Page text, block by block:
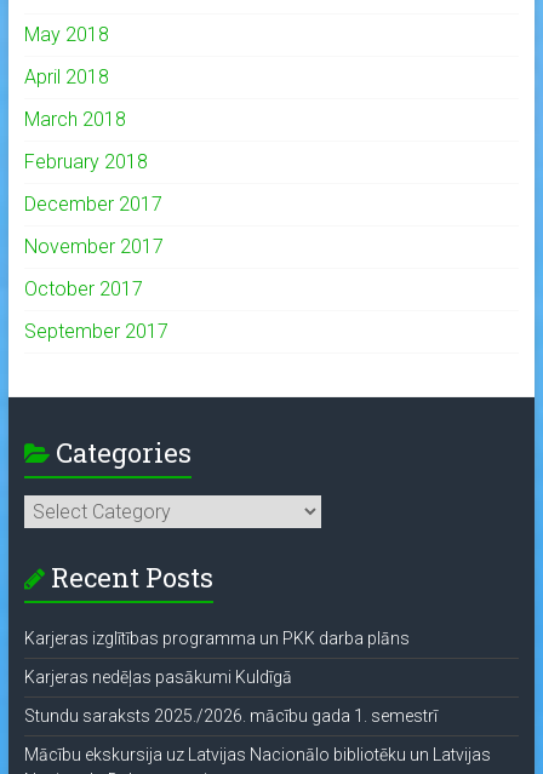
May 2018
April 2018
March 2018
February 2018
December 2017
November 2017
October 2017
September 2017
Categories
Categories
Recent Posts
Karjeras izglītības programma un PKK darba plāns
Karjeras nedēļas pasākumi Kuldīgā
Stundu saraksts 2025./2026. mācību gada 1. semestrī
Mācību ekskursija uz Latvijas Nacionālo bibliotēku un Latvijas